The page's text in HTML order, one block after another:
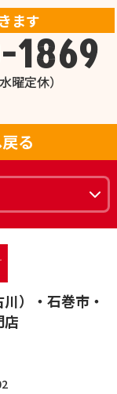
ます
定休）
る
）・石巻市・
店